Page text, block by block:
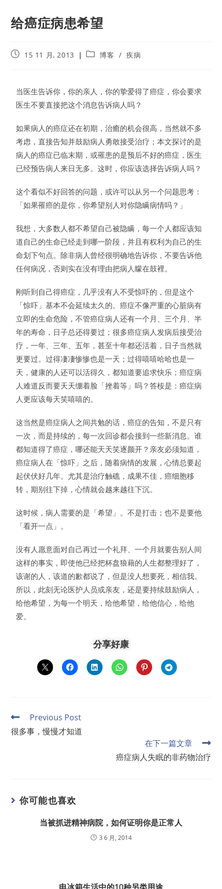
给癌症病患希望
15 11 月, 2013 博客 / 疾病
当医生告诉你，你的亲人，你的挚爱得了癌症，你会要求
医生不要直接把这个消息告诉病人吗？
如果病人的癌症还在初期，治癒的机会很高，当然就不多
考虑，直接告知并鼓励病人勇敢接受治疗；本文探讨的是
病人的癌症已临末期，或罹患的是预后不好的癌症，医生
已经预告病人来日无多。这时，你应该选择告诉病人吗？
这个看似不好回答的问题，或许可以从另一个问题思考：
「如果罹癌的是你，你希望别人对你隐瞒病情吗？」
我想，大多数人都不希望自己被隐瞒，每一个人都应该知
道自己的生命已经走到哪一阶段，并且有权利为自己的生
命划下句点。除非病人曾经很明确地告诉你，不要告诉他
任何病况，否则实在没有理由把病人矇在鼓裡。
刚听到自己得癌症，几乎没有人不受惊吓的，但是这个
「惊吓」基本不会延续太久的。癌症不像严重的心脏病有
立即的生命危险，不管癌症病人还有一个月、三个月、半
年的寿命，日子总还得要过；很多癌症病人发病后接受治
疗，一年、三年、五年，甚至十年都还活着，日子当然就
更要过。过得凄凄惨惨也是一天；过得嘻嘻哈哈也是一
天，健康的人还可以活得久，都知道要追求快乐；癌症病
人难道反而要天天绷着脸「挫着等」吗？答桉是：癌症病
人更应该每天笑嘻嘻的。
这当然是癌症病人之间共勉的话，癌症的告知，不是只有
一次，而是持续的，每一次回诊都会接到一些新消息。谁
都知道得了癌症，哪还能天天笑逐颜开？亲友必须知道，
癌症病人在「惊吓」之后，随着病情的发展，心情总要起
起伏伏好几年。尤其是治疗触礁，成果不佳，癌细胞移
转，期别往下掉，心情就会越来越往下沉。
这时候，病人需要的是「希望」。不是打击；也不是要他
「看开一点」。
没有人愿意面对自己再过一个礼拜、一个月就要告别人间
这样的事实，即使他已经把杯盘狼藉的人生都整理好了，
该谢的人，该道的歉都说了，但是没人想要死，相信我。
所以，此刻无论医护人员或亲友，还是要持续鼓励病人，
给他希望，为每一个明天，给他希望，给他信心，给他
爱。
分享好康
Previous Post
很多事，慢慢才知道
在下一篇文章
癌症病人失眠的非药物治疗
你可能也喜欢
当被抓进精神病院，如何证明你是正常人
3 6 月, 2014